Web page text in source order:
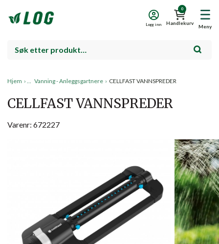
Meny
0
Handlekurv
Logg inn
Hjem › Vanning - Anleggsgartnere › CELLFAST VANNSPREDER
CELLFAST VANNSPREDER
Varenr: 672227